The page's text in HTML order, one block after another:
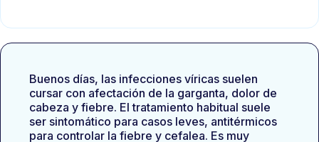
Buenos días, las infecciones víricas suelen
cursar con afectación de la garganta, dolor de
cabeza y fiebre. El tratamiento habitual suele
ser sintomático para casos leves, antitérmicos
para controlar la fiebre y cefalea. Es muy